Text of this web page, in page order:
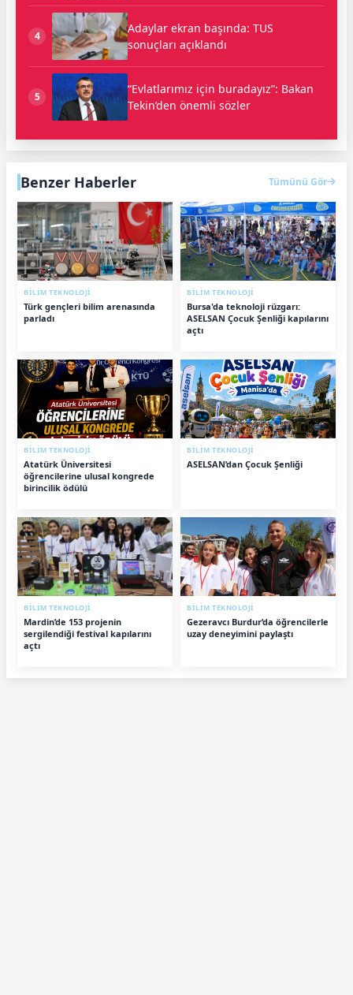
4
Adaylar ekran başında: TUS
sonuçları açıklandı
5
“Evlatlarımız için buradayız”: Bakan
Tekin’den önemli sözler
Benzer Haberler Tümünü Gör
BİLİM TEKNOLOJİ
Türk gençleri bilim arenasında
parladı
BİLİM TEKNOLOJİ
Bursa'da teknoloji rüzgarı:
ASELSAN Çocuk Şenliği kapılarını
açtı
BİLİM TEKNOLOJİ
Atatürk Üniversitesi
öğrencilerine ulusal kongrede
birincilik ödülü
BİLİM TEKNOLOJİ
ASELSAN’dan Çocuk Şenliği
BİLİM TEKNOLOJİ
Mardin’de 153 projenin
sergilendiği festival kapılarını
açtı
BİLİM TEKNOLOJİ
Gezeravcı Burdur’da öğrencilerle
uzay deneyimini paylaştı